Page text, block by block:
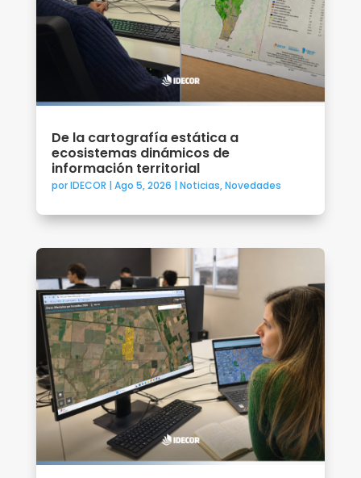
De la cartografía estática a
ecosistemas dinámicos de
información territorial
porIDECOR | Ago 5, 2026 | Noticias,Novedades